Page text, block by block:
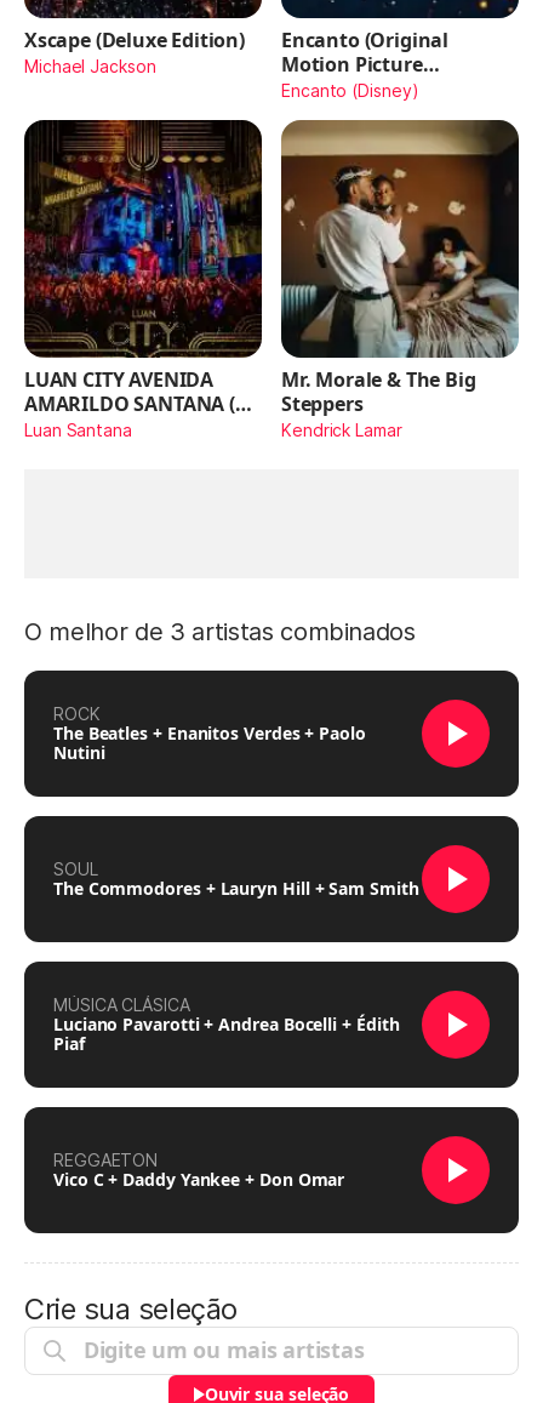
Xscape (Deluxe Edition)
Michael Jackson
Encanto (Original
Motion Picture
Soundtrack)
Encanto (Disney)
LUAN CITY AVENIDA
AMARILDO SANTANA (Ao
Vivo)
Luan Santana
Mr. Morale & The Big
Steppers
Kendrick Lamar
O melhor de 3 artistas combinados
ROCK
The Beatles + Enanitos Verdes + Paolo
Nutini
SOUL
The Commodores + Lauryn Hill + Sam Smith
MÚSICA CLÁSICA
Luciano Pavarotti + Andrea Bocelli + Édith
Piaf
REGGAETON
Vico C + Daddy Yankee + Don Omar
Crie sua seleção
Ouvir sua seleção